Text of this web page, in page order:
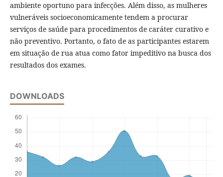
ambiente oportuno para infecções. Além disso, as mulheres
vulneráveis socioeconomicamente tendem a procurar
serviços de saúde para procedimentos de caráter curativo e
não preventivo. Portanto, o fato de as participantes estarem
em situação de rua atua como fator impeditivo na busca dos
resultados dos exames.
DOWNLOADS